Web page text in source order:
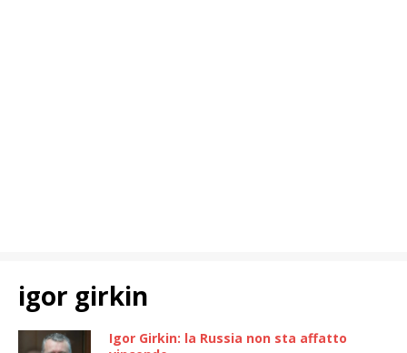
igor girkin
Igor Girkin: la Russia non sta affatto